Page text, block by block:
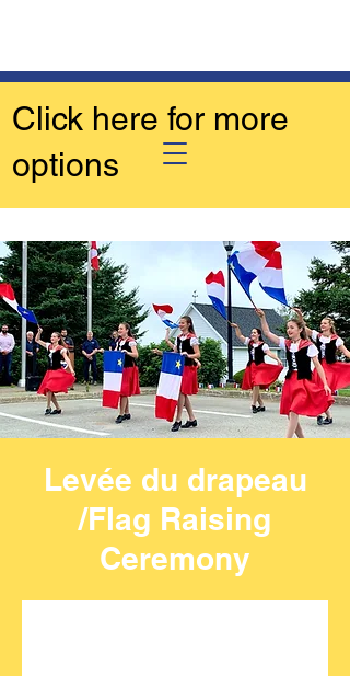
Click here for more
options
Levée du drapeau
/Flag Raising
Ceremony